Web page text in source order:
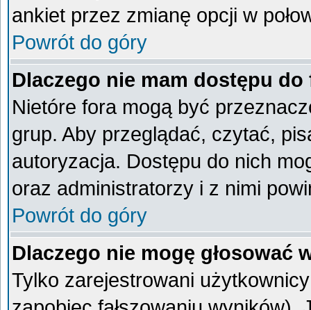
ankiet przez zmianę opcji w
Powrót do góry
Dlaczego nie mam dostępu
Nietóre fora mogą być
grup. Aby przeglądać, czytać,
autoryzacja. Dostępu do nich
oraz administratorzy i z nimi
Powrót do góry
Dlaczego nie mogę głosować
Tylko zarejestrowani